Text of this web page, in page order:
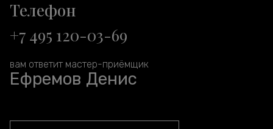
Телефон
+7 495 120-03-69
вам ответит мастер-приёмщик
Ефремов Денис